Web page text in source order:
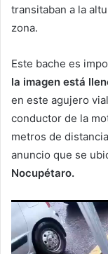
transitaban a la
zona.
Este bache es
la imagen está
en este agujero
conductor de la
metros de
anuncio que se
Nocupétaro.